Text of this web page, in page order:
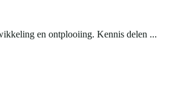
en ontplooiing. Kennis delen ...